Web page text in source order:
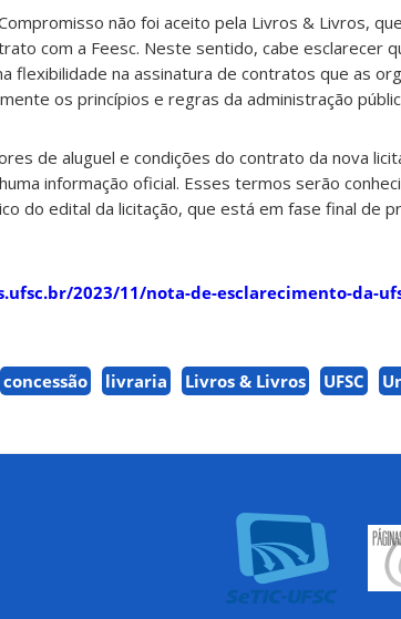
não foi aceito pela Livros & Livros,
com a Feesc. Neste sentido, cabe esclarecer
flexibilidade na assinatura de contratos que as
os princípios e regras da administração
de aluguel e condições do contrato da nova
informação oficial. Esses termos serão
do edital da licitação, que está em fase final de
2023/11/nota-de-esclarecimento-da-
concessão livraria Livros & Livros UFSC